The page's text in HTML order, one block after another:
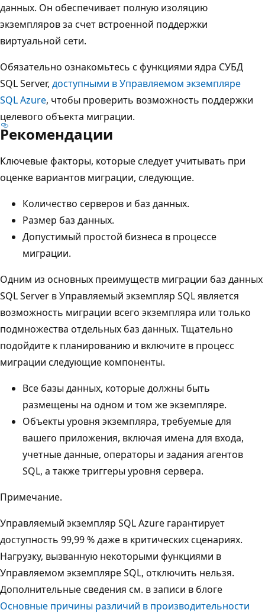
данных. Он обеспечивает полную изоляцию
экземпляров за счет встроенной поддержки
виртуальной сети.
Обязательно ознакомьтесь с функциями ядра СУБД
SQL Server, доступными в Управляемом экземпляре
SQL Azure, чтобы проверить возможность поддержки
целевого объекта миграции.
Рекомендации
Ключевые факторы, которые следует учитывать при
оценке вариантов миграции, следующие.
Количество серверов и баз данных.
Размер баз данных.
Допустимый простой бизнеса в процессе
миграции.
Одним из основных преимуществ миграции баз данных
SQL Server в Управляемый экземпляр SQL является
возможность миграции всего экземпляра или только
подмножества отдельных баз данных. Тщательно
подойдите к планированию и включите в процесс
миграции следующие компоненты.
Все базы данных, которые должны быть
размещены на одном и том же экземпляре.
Объекты уровня экземпляра, требуемые для
вашего приложения, включая имена для входа,
учетные данные, операторы и задания агентов
SQL, а также триггеры уровня сервера.
Примечание.
Управляемый экземпляр SQL Azure гарантирует
доступность 99,99 % даже в критических сценариях.
Нагрузку, вызванную некоторыми функциями в
Управляемом экземпляре SQL, отключить нельзя.
Дополнительные сведения см. в записи в блоге
Основные причины различий в производительности